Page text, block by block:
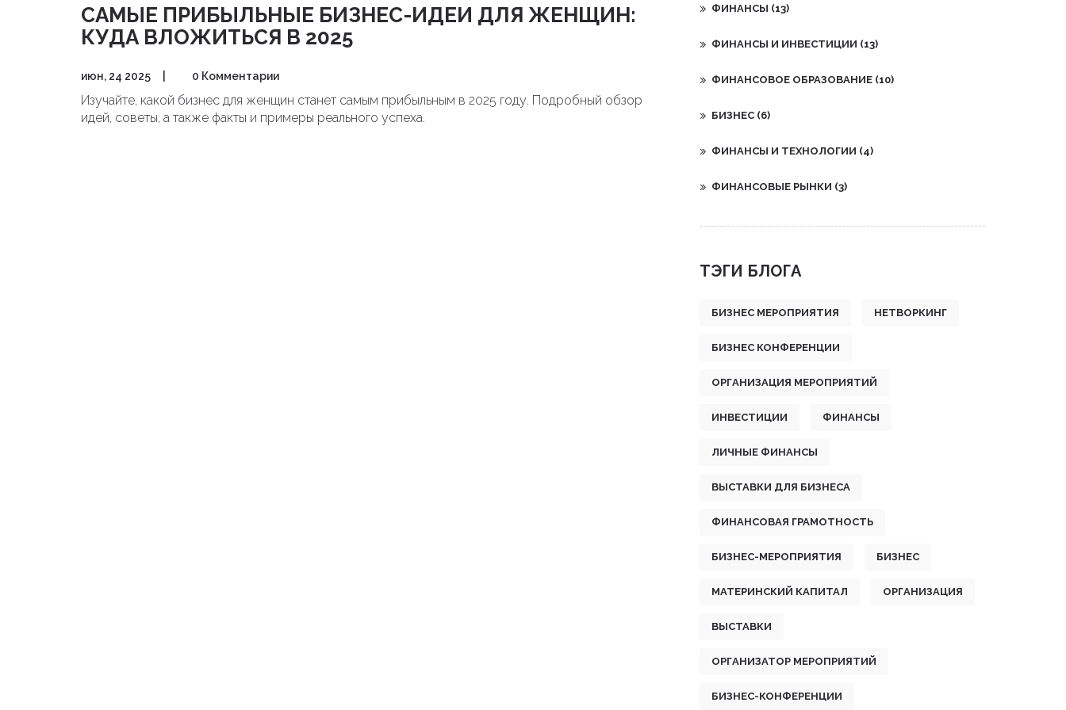
САМЫЕ ПРИБЫЛЬНЫЕ БИЗНЕС-ИДЕИ ДЛЯ ЖЕНЩИН:
КУДА ВЛОЖИТЬСЯ В 2025
июн, 24 2025 0 Комментарии
Изучайте, какой бизнес для женщин станет самым прибыльным в 2025 году. Подробный обзор
идей, советы, а также факты и примеры реального успеха.
играет важную роль в создании
событий.
ФИНАНСЫ (13)
ФИНАНСЫ И ИНВЕСТИЦИИ (13)
ФИНАНСОВОЕ ОБРАЗОВАНИЕ (10)
БИЗНЕС (6)
ФИНАНСЫ И ТЕХНОЛОГИИ (4)
ФИНАНСОВЫЕ РЫНКИ (3)
ТЭГИ БЛОГА
БИЗНЕС МЕРОПРИЯТИЯ НЕТВОРКИНГ
БИЗНЕС КОНФЕРЕНЦИИ
ОРГАНИЗАЦИЯ МЕРОПРИЯТИЙ
ИНВЕСТИЦИИ ФИНАНСЫ
ЛИЧНЫЕ ФИНАНСЫ
ВЫСТАВКИ ДЛЯ БИЗНЕСА
ФИНАНСОВАЯ ГРАМОТНОСТЬ
БИЗНЕС-МЕРОПРИЯТИЯ БИЗНЕС
МАТЕРИНСКИЙ КАПИТАЛ ОРГАНИЗАЦИЯ
ВЫСТАВКИ
ОРГАНИЗАТОР МЕРОПРИЯТИЙ
БИЗНЕС-КОНФЕРЕНЦИИ